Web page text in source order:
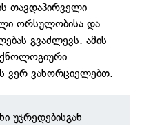
თავდაპირველი
ორსულობისა და
გვაძლევს. ამის
ვერ ვახორციელებთ.
უჯრედებისგან